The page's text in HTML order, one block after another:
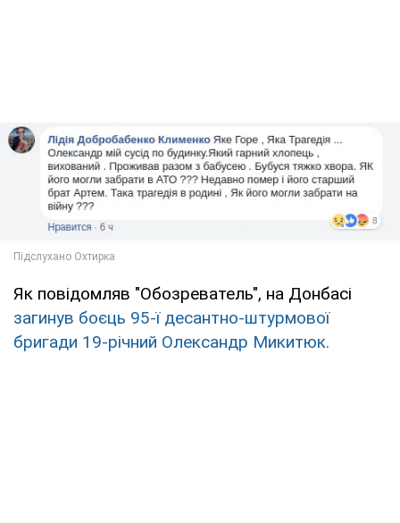
Як повідомляв "Обозреватель", на Донбасі
загинув боєць 95-ї десантно-штурмової
бригади 19-річний Олександр Микитюк.